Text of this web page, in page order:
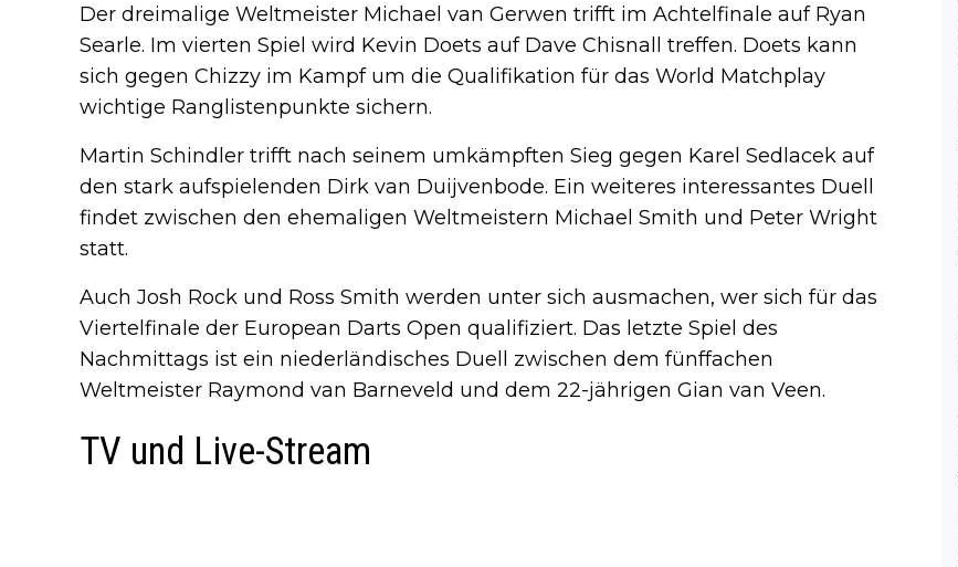
Der dreimalige Weltmeister Michael van Gerwen trifft im Achtelfinale auf Ryan
Searle. Im vierten Spiel wird Kevin Doets auf Dave Chisnall treffen. Doets kann
sich gegen Chizzy im Kampf um die Qualifikation für das World Matchplay
wichtige Ranglistenpunkte sichern.
Martin Schindler trifft nach seinem umkämpften Sieg gegen Karel Sedlacek auf
den stark aufspielenden Dirk van Duijvenbode. Ein weiteres interessantes Duell
findet zwischen den ehemaligen Weltmeistern Michael Smith und Peter Wright
statt.
Auch Josh Rock und Ross Smith werden unter sich ausmachen, wer sich für das
Viertelfinale der European Darts Open qualifiziert. Das letzte Spiel des
Nachmittags ist ein niederländisches Duell zwischen dem fünffachen
Weltmeister Raymond van Barneveld und dem 22-jährigen Gian van Veen.
TV und Live-Stream